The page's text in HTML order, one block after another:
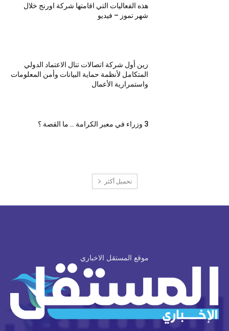
هذه الفعاليات التي اقامتها شركة اورنج خلال
شهر تموز – فيديو
زين أول شركة اتصالات تنال الاعتماد الدولي
المتكامل لأنظمة حماية البيانات وأمن المعلومات
واستمرارية الأعمال
3 وزراء في معبر الكرامة .. ما القصة ؟
تحميل أكثر
موقع المستقل الاخباري